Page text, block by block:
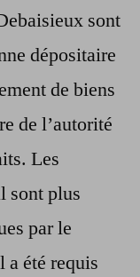
sont
dépositaire
de biens
de l’autorité
Les
sont plus
par le
été requis